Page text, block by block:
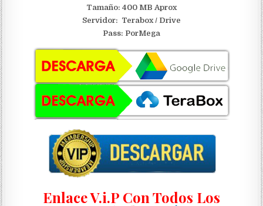
Tamaño: 400 MB Aprox
Servidor: Terabox / Drive
Pass: PorMega
Enlace V.i.P Con Todos Los